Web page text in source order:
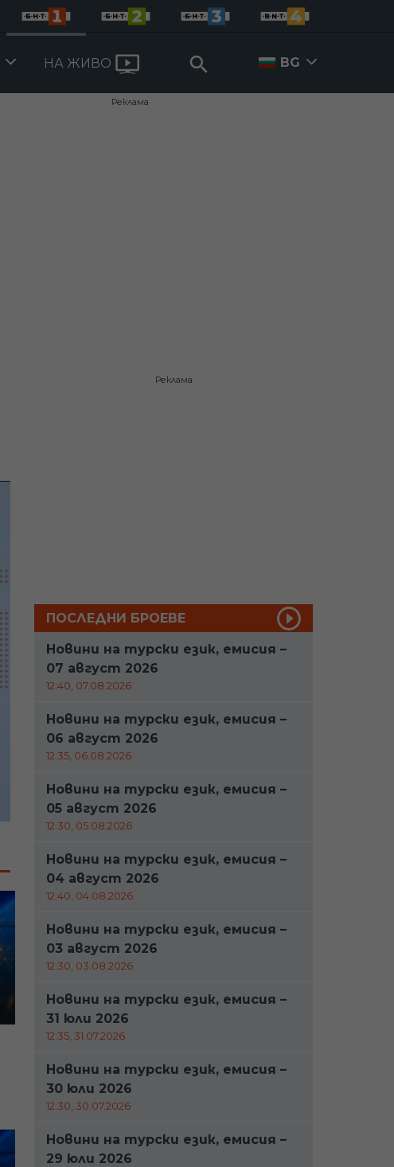
НА ЖИВО BG
Реклама
Реклама
ПОСЛЕДНИ БРОЕВЕ
Новини на турски език, емисия –
07 август 2026
12:40, 07.08.2026
Новини на турски език, емисия –
06 август 2026
12:35, 06.08.2026
Новини на турски език, емисия –
05 август 2026
12:30, 05.08.2026
Новини на турски език, емисия –
04 август 2026
12:40, 04.08.2026
Новини на турски език, емисия –
03 август 2026
12:30, 03.08.2026
Новини на турски език, емисия –
31 юли 2026
12:35, 31.07.2026
Новини на турски език, емисия –
30 юли 2026
12:30, 30.07.2026
Новини на турски език, емисия –
29 юли 2026